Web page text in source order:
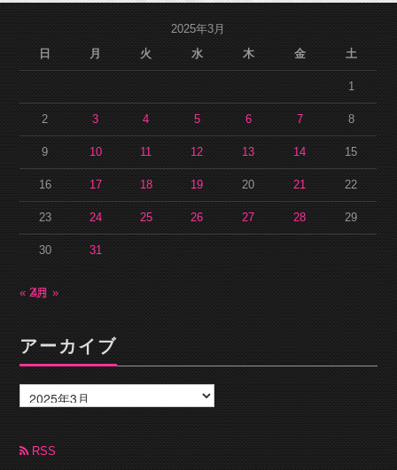
2025年3月
日
月 火 水 木 金 土
1
2 3 4 5 6 7 8
9 10 11 12 13 14 15
16 17 18 19 20 21 22
23 24 25 26 27 28 29
30 31
« 2月4月 »
アーカイブ
ー
カ
ブ RSS